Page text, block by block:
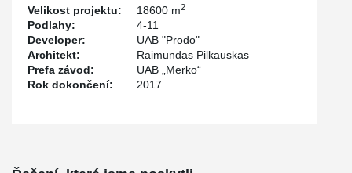
Velikost projektu: 18600 m2
Podlahy:
4-11
Developer:
UAB "Prodo"
Architekt:
Raimundas Pilkauskas
Prefa závod:
UAB „Merko“
Rok dokončení:
2017